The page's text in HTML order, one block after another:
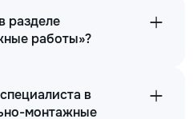
разделе
работы»?
в
монтажные